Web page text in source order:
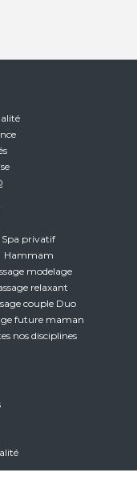
Spa privatif
Hammam
modelage
relaxant
couple Duo
future maman
nos disciplines